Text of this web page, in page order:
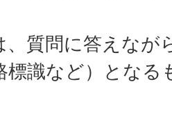
質問に答えなが
標識など）となる